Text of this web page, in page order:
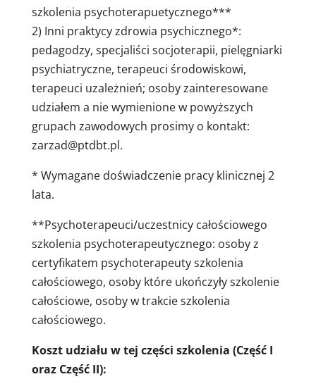
szkolenia psychoterapuetycznego***
2) Inni praktycy zdrowia psychicznego*:
pedagodzy, specjaliści socjoterapii, pielęgniarki
psychiatryczne, terapeuci środowiskowi,
terapeuci uzależnień; osoby zainteresowane
udziałem a nie wymienione w powyższych
grupach zawodowych prosimy o kontakt:
zarzad@ptdbt.pl.
* Wymagane doświadczenie pracy klinicznej 2
lata.
**Psychoterapeuci/uczestnicy całościowego
szkolenia psychoterapeutycznego: osoby z
certyfikatem psychoterapeuty szkolenia
całościowego, osoby które ukończyły szkolenie
całościowe, osoby w trakcie szkolenia
całościowego.
Koszt udziału w tej części szkolenia (Część I
oraz Część II):